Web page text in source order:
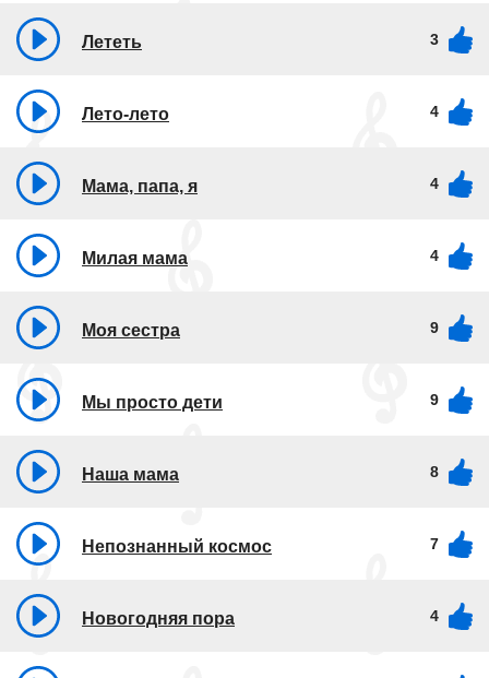
Лететь 3
Лето-лето 4
Мама, папа, я 4
Милая мама 4
Моя сестра 9
Мы просто дети 9
Наша мама 8
Непознанный космос 7
Новогодняя пора 4